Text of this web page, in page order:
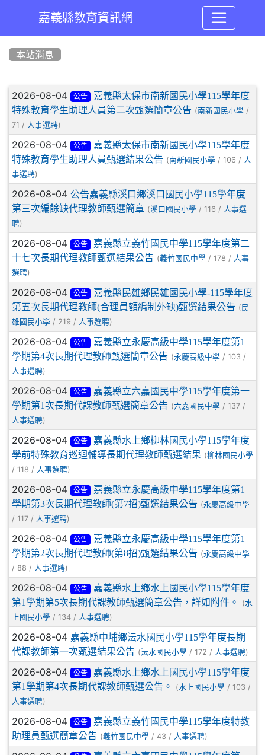
嘉義縣教育資訊網
本站消息
文章列表
2026-08-04 公告
嘉義縣太保市南新國民小學115學年度
特殊教育學生助理人員第二次甄選簡章公告 (南新國民小學 /
71 / 人事選聘)
2026-08-04 公告
嘉義縣太保市南新國民小學115學年度
特殊教育學生助理人員甄選結果公告 (南新國民小學 / 106 / 人
事選聘)
2026-08-04 公告嘉義縣溪口鄉溪口國民小學115學年度
第三次編餘缺代理教師甄選簡章 (溪口國民小學 / 116 / 人事選
聘)
2026-08-04 公告
嘉義縣立義竹國民中學115學年度第二
十七次長期代理教師甄選結果公告 (義竹國民中學 / 178 / 人事
選聘)
2026-08-04 公告
嘉義縣民雄鄉民雄國民小學-115學年度
第五次長期代理教師(合理員額編制外缺)甄選結果公告 ( 民
雄國民小學 / 219 / 人事選聘)
2026-08-04 公告
嘉義縣立永慶高級中學115學年度第1
學期第4次長期代理教師甄選簡章公告 (永慶高級中學 / 103 /
人事選聘)
2026-08-04 公告
嘉義縣立六嘉國民中學115學年度第一
學期第1次長期代課教師甄選簡章公告 (六嘉國民中學 / 137 /
人事選聘)
2026-08-04 公告
嘉義縣水上鄉柳林國民小學115學年度
學前特殊教育巡迴輔導長期代理教師甄選結果 (柳林國民小學
/ 118 / 人事選聘)
2026-08-04 公告
嘉義縣立永慶高級中學115學年度第1
學期第3次長期代理教師(第7招)甄選結果公告 (永慶高級中學
/ 117 / 人事選聘)
2026-08-04 公告
嘉義縣立永慶高級中學115學年度第1
學期第2次長期代理教師(第8招)甄選結果公告 (永慶高級中學
/ 88 / 人事選聘)
2026-08-04 公告
嘉義縣水上鄉水上國民小學115學年度
第1學期第5次長期代課教師甄選簡章公告，詳如附件。
(水
上國民小學 / 134 / 人事選聘)
2026-08-04 嘉義縣中埔鄉沄水國民小學115學年度長期
代課教師第一次甄選結果公告 (沄水國民小學 / 172 / 人事選聘)
2026-08-04 公告
嘉義縣水上鄉水上國民小學115學年度
第1學期第4次長期代課教師甄選公告。
(水上國民小學 / 103 /
人事選聘)
2026-08-04 公告
嘉義縣立義竹國民中學115學年度特教
助理員甄選簡章公告 (義竹國民中學 / 43 / 人事選聘)